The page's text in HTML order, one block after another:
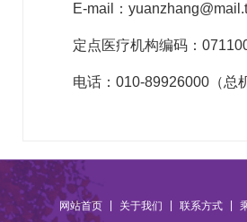
E-mail：
定点医疗机构编码：
电话：010-89926000（总
网站首页 关于我们 联系方式